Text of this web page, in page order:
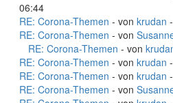
06:44
RE: Corona-Themen - von krudan
RE: Corona-Themen - von
RE: Corona-Themen - von
RE: Corona-Themen - von krudan
RE: Corona-Themen - von krudan
RE: Corona-Themen - von